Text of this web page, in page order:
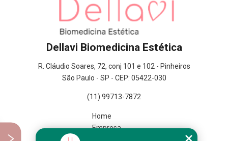
Dellavi Biomedicina Estética
R. Cláudio Soares, 72, conj 101 e 102 - Pinheiros
São Paulo - SP - CEP: 05422-030
(11) 99713-7872
Home
Empresa